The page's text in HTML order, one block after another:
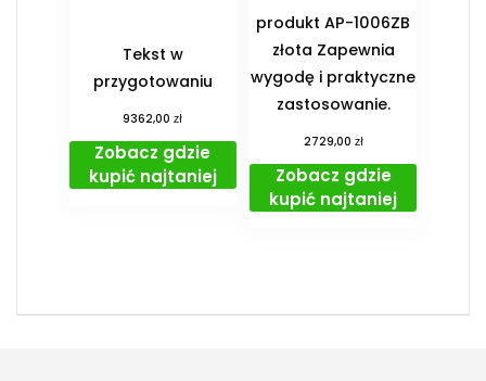
Tekst w
przygotowaniu
9362,00zł
Zobacz gdzie
kupić najtaniej
produkt AP-1006ZB
złota Zapewnia
wygodę i praktyczne
zastosowanie.
2729,00 zł
Zobacz gdzie
kupić najtaniej